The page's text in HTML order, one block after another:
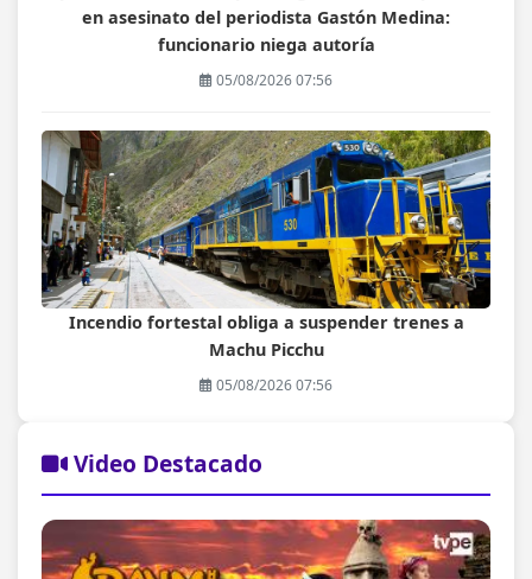
en asesinato del periodista Gastón Medina:
funcionario niega autoría
05/08/2026 07:56
Incendio fortestal obliga a suspender trenes a
Machu Picchu
05/08/2026 07:56
Video Destacado